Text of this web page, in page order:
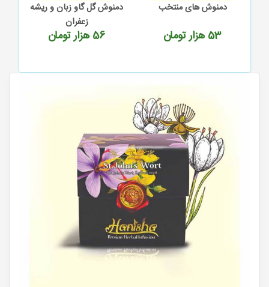
دمنوش های منتخب
53 هزار تومان
دمنوش گل گاو زبان و ریشه
زعفران
56 هزار تومان